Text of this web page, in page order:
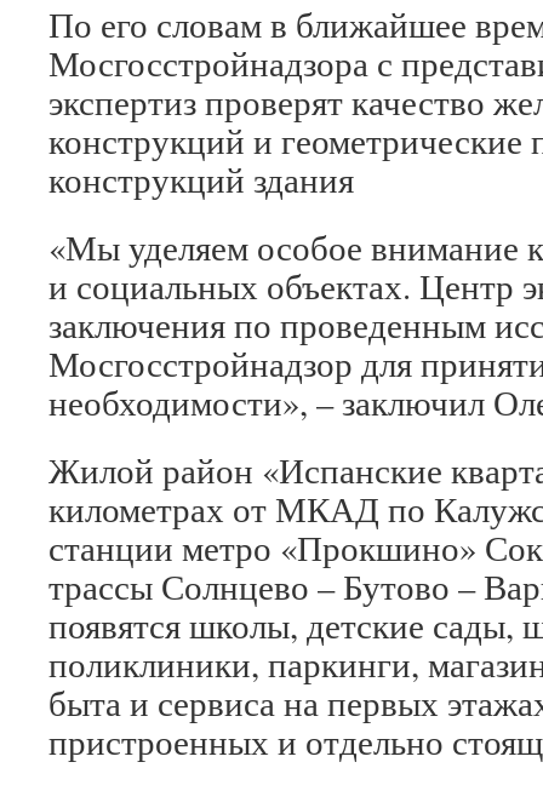
По его словам в ближайшее
Мосгосстройнадзора с
экспертиз проверят качество
конструкций и
конструкций здания
«Мы уделяем особое внимание
и социальных объектах. Центр
заключения по проведенным
Мосгосстройнадзор для
необходимости», – заключил
Жилой район «Испанские
километрах от МКАД по
станции метро «Прокшино»
трассы Солнцево – Бутово –
появятся школы, детские сады,
поликлиники, паркинги,
быта и сервиса на первых
пристроенных и отдельно